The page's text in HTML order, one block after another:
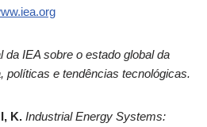
da IEA sobre o estado global da
políticas e tendências tecnológicas.
K. Industrial Energy Systems: